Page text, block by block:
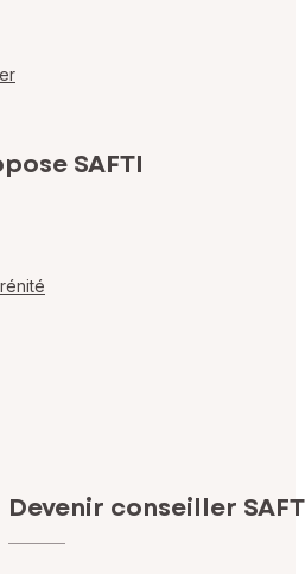
SAFTI
Devenir conseiller